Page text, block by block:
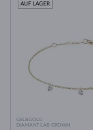
GELBGOLD
DIAMANT LAB GROWN
AUF LAGER